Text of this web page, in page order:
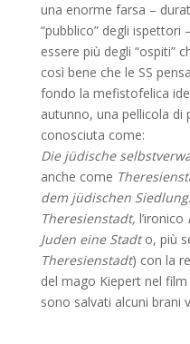
una enorme farsa –
“pubblico” degli ispettori
essere più degli “ospiti”
così bene che le SS
fondo la mefistofelica
autunno, una pellicola
conosciuta come:
Die jüdische
anche come
dem jüdischen
Theresienstadt, l’ironico
Juden eine Stadto, più
Theresienstadt) con la
del mago Kiepert nel film
sono salvati alcuni brani